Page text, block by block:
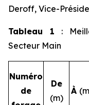
Deroff, Vice-
Tableau 1 :
Secteur Main
Numéro
de
De
(m)
À